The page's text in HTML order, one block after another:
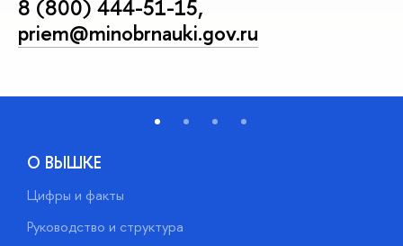
8 (800) 444-51-15,
priem@minobrnauki.gov.ru
О ВЫШКЕ
Цифры и факты
Руководство и структура